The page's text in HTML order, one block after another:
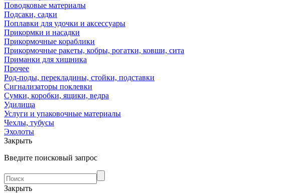
Поводковые материалы
Подсаки, садки
Поплавки для удочки и аксессуары
Прикормки и насадки
Прикормочные кораблики
Прикормочные ракеты, кобры, рогатки, ковши, сита
Приманки для хищника
Прочее
Род-поды, перекладины, стойки, подставки
Сигнализаторы поклевки
Сумки, коробки, ящики, ведра
Удилища
Услуги и упаковочные материалы
Чехлы, тубусы
Эхолоты
Закрыть
Введите поисковый запрос
Закрыть